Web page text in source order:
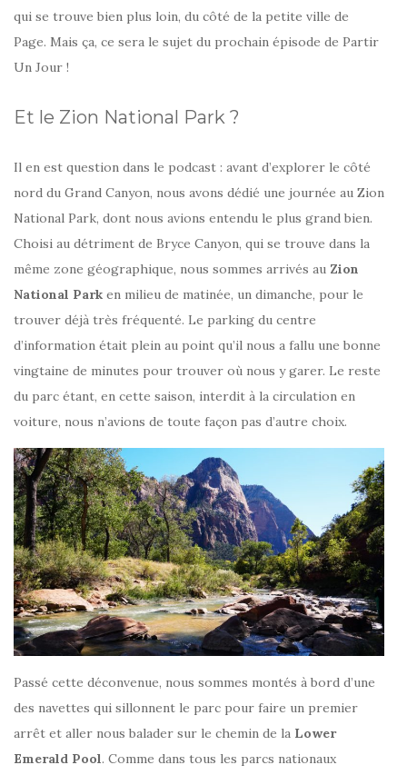
qui se trouve bien plus loin, du côté de la petite ville de
Page. Mais ça, ce sera le sujet du prochain épisode de Partir
Un Jour !
Et le Zion National Park ?
Il en est question dans le podcast : avant d’explorer le côté
nord du Grand Canyon, nous avons dédié une journée au Zion
National Park, dont nous avions entendu le plus grand bien.
Choisi au détriment de Bryce Canyon, qui se trouve dans la
même zone géographique, nous sommes arrivés au Zion
National Park en milieu de matinée, un dimanche, pour le
trouver déjà très fréquenté. Le parking du centre
d’information était plein au point qu’il nous a fallu une bonne
vingtaine de minutes pour trouver où nous y garer. Le reste
du parc étant, en cette saison, interdit à la circulation en
voiture, nous n’avions de toute façon pas d’autre choix.
Passé cette déconvenue, nous sommes montés à bord d’une
des navettes qui sillonnent le parc pour faire un premier
arrêt et aller nous balader sur le chemin de la Lower
Emerald Pool. Comme dans tous les parcs nationaux